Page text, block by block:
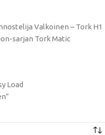
Valkoinen – Tork H1
sarjan Tork Matic
Load